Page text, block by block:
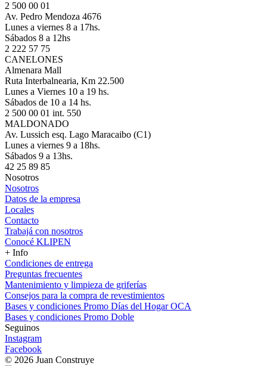
2 500 00 01
Av. Pedro Mendoza 4676
Lunes a viernes 8 a 17hs.
Sábados 8 a 12hs
2 222 57 75
CANELONES
Almenara Mall
Ruta Interbalnearia, Km 22.500
Lunes a Viernes 10 a 19 hs.
Sábados de 10 a 14 hs.
2 500 00 01 int. 550
MALDONADO
Av. Lussich esq. Lago Maracaibo (C1)
Lunes a viernes 9 a 18hs.
Sábados 9 a 13hs.
42 25 89 85
Nosotros
Nosotros
Datos de la empresa
Locales
Contacto
Trabajá con nosotros
Conocé KLIPEN
+ Info
Condiciones de entrega
Preguntas frecuentes
Mantenimiento y limpieza de griferías
Consejos para la compra de revestimientos
Bases y condiciones Promo Días del Hogar OCA
Bases y condiciones Promo Doble
Seguinos
Instagram
Facebook
© 2026 Juan Construye